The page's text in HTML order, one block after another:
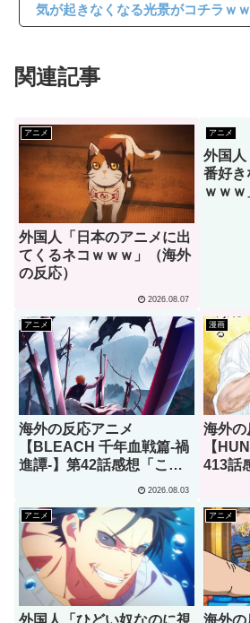
気が起きなくなる光景がコチラｗ
関連記事
アニメ
外国人「日本のアニメに出
てくるネコｗｗｗ」（海外
の反応）
2026.08.07
アニメ
外国人
番好き
ｗｗ
アニメ
海外の反応アニメ
【BLEACH 千年血戦篇-禍
進譚-】第42話感想「この
2026.08.03
漫画
海外の
【
413話
なた
アニメ アニメ